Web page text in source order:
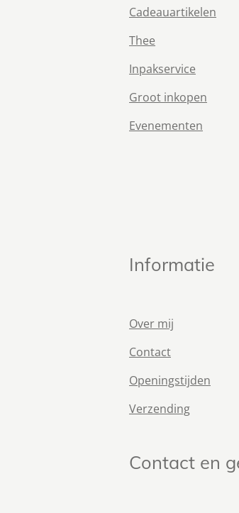
Cadeauartikelen
Thee
Inpakservice
Groot inkopen
Evenementen
Informatie
Over mij
Contact
Openingstijden
Verzending
Contact en